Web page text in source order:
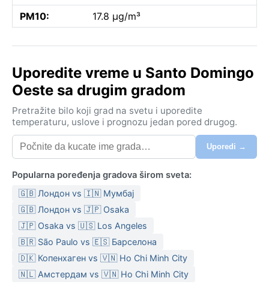
PM10:
17.8 µg/m³
Uporedite vreme u Santo Domingo
Oeste sa drugim gradom
Pretražite bilo koji grad na svetu i uporedite
temperaturu, uslove i prognozu jedan pored drugog.
Uporedi →
Popularna poređenja gradova širom sveta:
🇬🇧 Лондон vs 🇮🇳 Мумбај
🇬🇧 Лондон vs 🇯🇵 Osaka
🇯🇵 Osaka vs 🇺🇸 Los Angeles
🇧🇷 São Paulo vs 🇪🇸 Барселона
🇩🇰 Копенхаген vs 🇻🇳 Ho Chi Minh City
🇳🇱 Амстердам vs 🇻🇳 Ho Chi Minh City